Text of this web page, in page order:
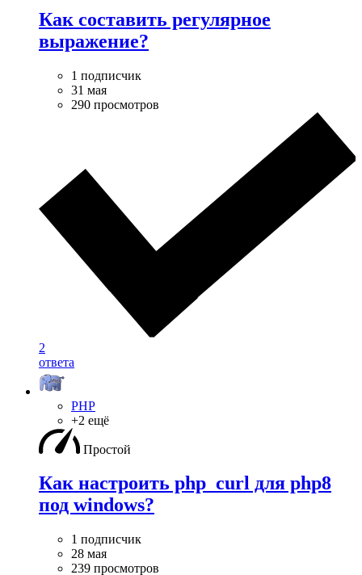
Как составить регулярное
выражение?
1 подписчик
31 мая
290 просмотров
2
ответа
PHP
+2 ещё
Простой
Как настроить php_curl для php8
под windows?
1 подписчик
28 мая
239 просмотров